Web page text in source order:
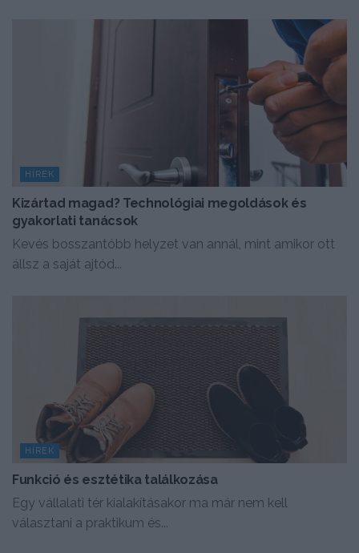
HÍREK
Kizártad magad? Technológiai megoldások és
gyakorlati tanácsok
Kevés bosszantóbb helyzet van annál, mint amikor ott
állsz a saját ajtód...
HÍREK
Funkció és esztétika találkozása
Egy vállalati tér kialakításakor ma már nem kell
választani a praktikum és...